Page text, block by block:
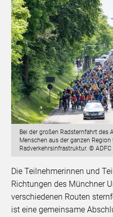
Bei der großen Radsternfahrt des
Menschen aus der ganzen
Radverkehrsinfrastruktur. ©
Die Teilnehmerinnen und
Richtungen des Münchner
verschiedenen Routen
ist eine gemeinsame